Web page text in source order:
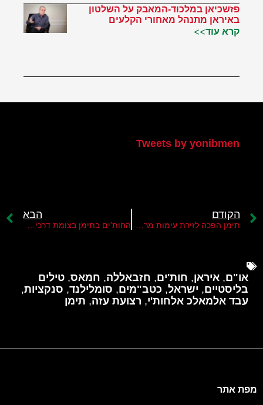
פזשכיאן במלכוד-המאבק על השלטון
באיראן מתנהל מאחורי הקלעים
קרא עוד>>
Tweets by yonibmen
הקודם הבא
או"ם, איראן, חות'ים, חזבאללה, חמאס, טילים
בליסטיים, ישראל, כטב"מים, סומלילנד, סנקציות,
עבד אלמאלכ אלחות'י, רצועת עזה, תימן
מפת אתר